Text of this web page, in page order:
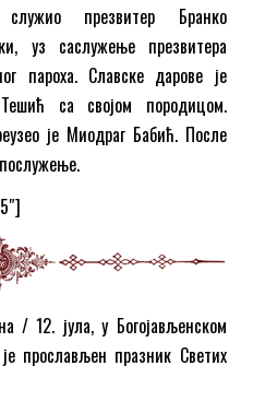
презвитер Бранко
уз саслужење презвитера
пароха. Славске дарове је
са својом породицом.
је Миодраг Бабић. После
/ 12. јула, у Богојављенском
прослављен празник Светих